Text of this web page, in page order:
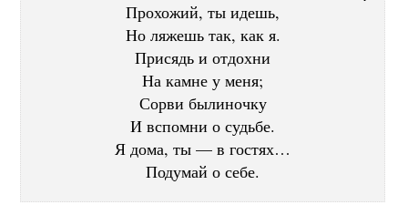
Прохожий, ты идешь,
Но ляжешь так, как я.
Присядь и отдохни
На камне у меня;
Сорви былиночку
И вспомни о судьбе.
Я дома, ты — в гостях…
Подумай о себе.